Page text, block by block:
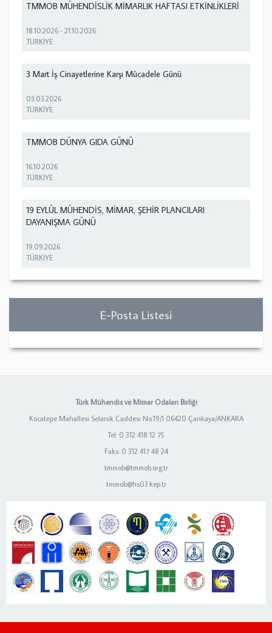
TMMOB MÜHENDİSLİK MİMARLIK HAFTASI ETKİNLİKLERİ
18.10.2026 -21.10.2026
TÜRKİYE
3 Mart İş Cinayetlerine Karşı Mücadele Günü
03.03.2026
TÜRKİYE
TMMOB DÜNYA GIDA GÜNÜ
16.10.2026
TÜRKİYE
19 EYLÜL MÜHENDİS, MİMAR, ŞEHİR PLANCILARI
DAYANIŞMA GÜNÜ
19.09.2026
TÜRKİYE
E-Posta Listesi
Türk Mühendis ve Mimar Odaları Birliği
Kocatepe Mahallesi Selanik Caddesi No:19/1 06420 Çankaya/ANKARA
Tel: 0 312 418 12 75
Faks: 0 312 417 48 24
tmmob@tmmob.org.tr
tmmob@hs03.kep.tr